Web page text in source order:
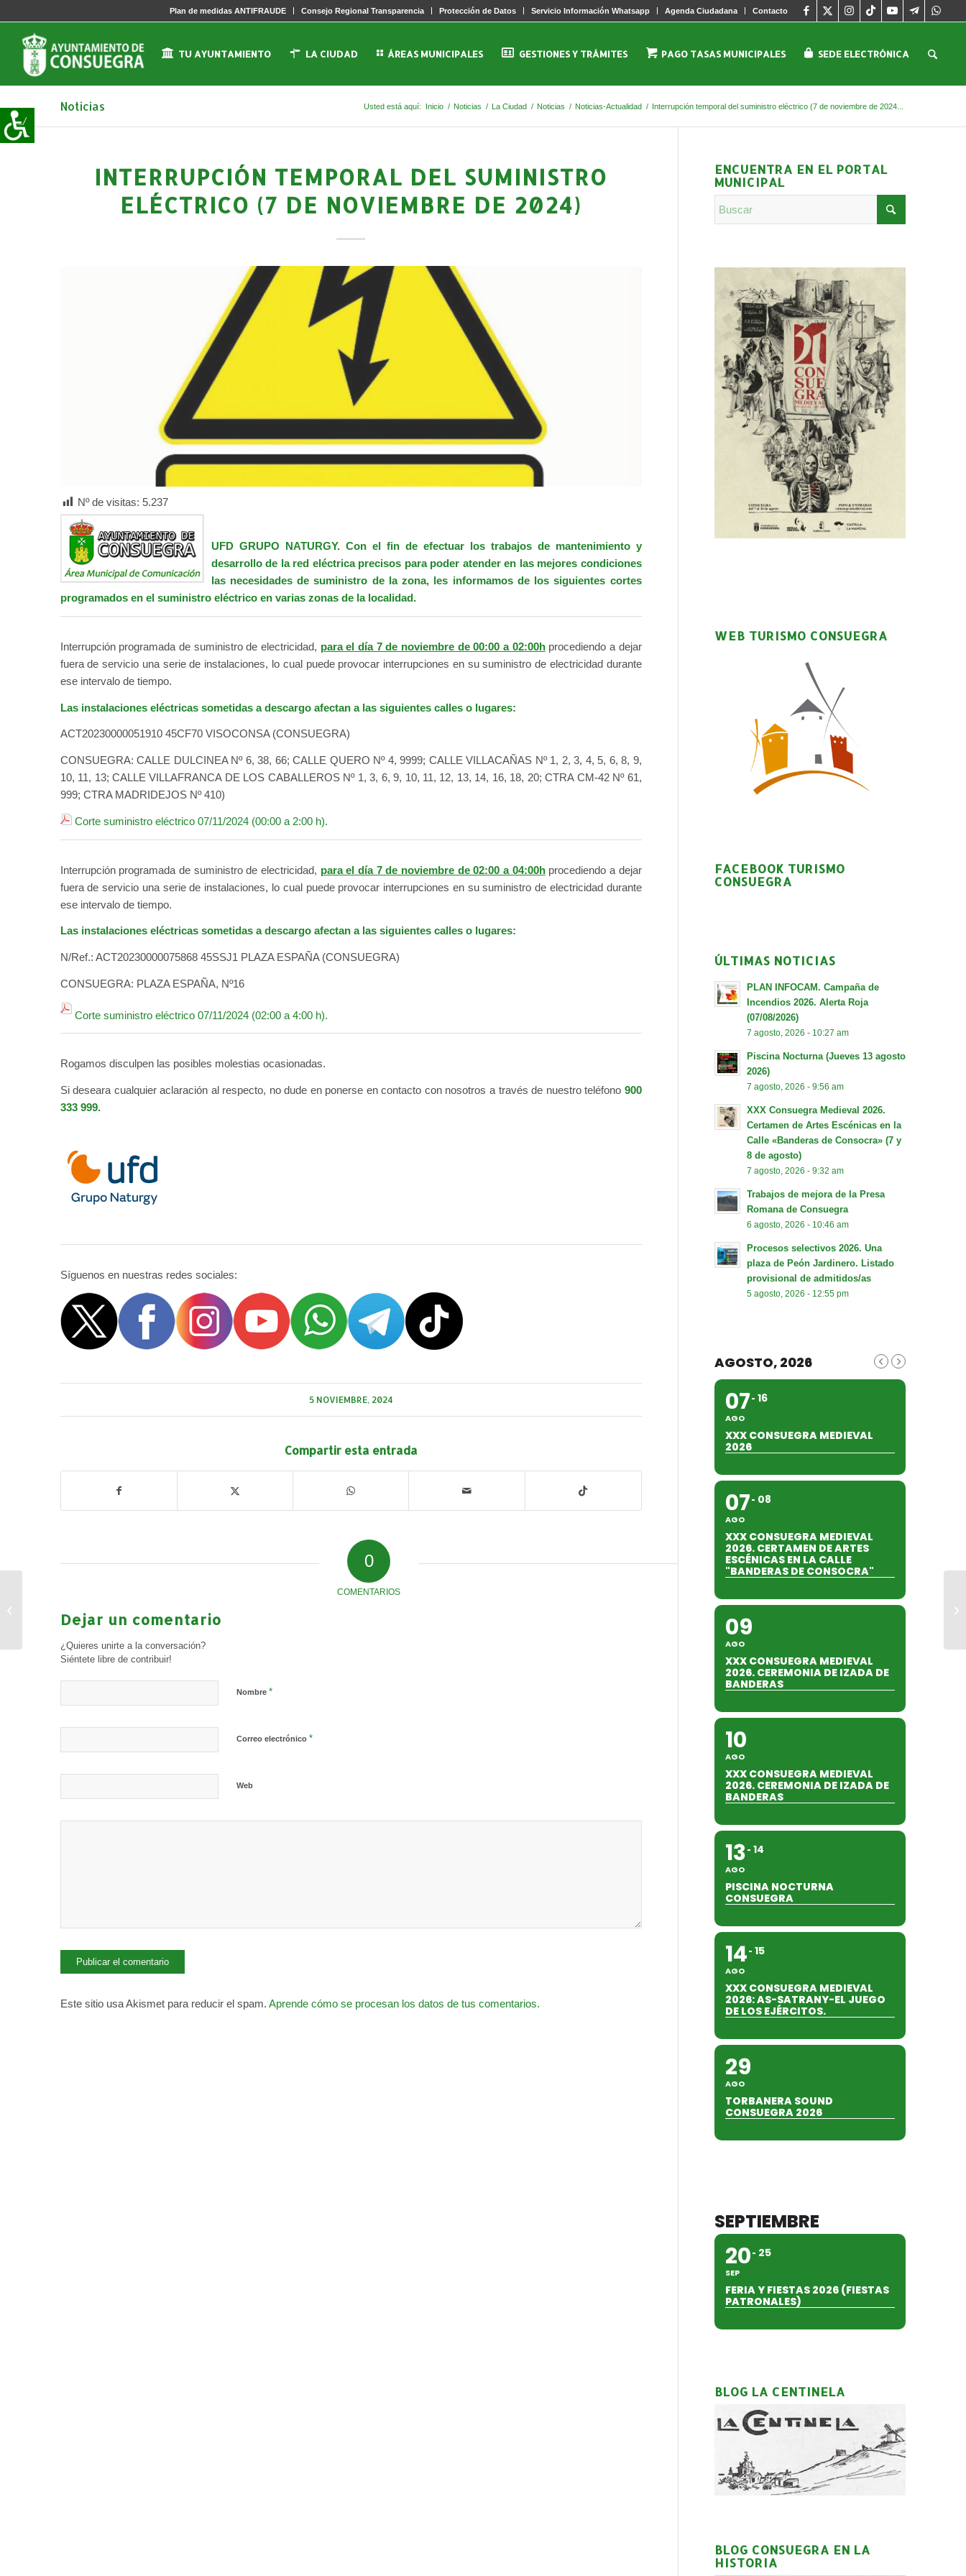
Plan de medidas ANTIFRAUDE Consejo Regional Transparencia Protección de Datos Servicio Información Whatsapp Agenda Ciudadana Contacto
TU AYUNTAMIENTO LA CIUDAD ÁREAS MUNICIPALES GESTIONES Y TRÁMITES PAGO TASAS MUNICIPALES SEDE ELECTRÓNICA
Noticias Usted está aquí: Inicio / Noticias / La Ciudad / Noticias / Noticias-Actualidad / Interrupción temporal del suministro eléctrico (7 de noviembre de 2024...
INTERRUPCIÓN TEMPORAL DEL SUMINISTRO
ELÉCTRICO (7 DE NOVIEMBRE DE 2024)
Nº de visitas: 5.237
UFD GRUPO NATURGY. Con el fin de efectuar los trabajos de mantenimiento y
desarrollo de la red eléctrica precisos para poder atender en las mejores condiciones
las necesidades de suministro de la zona, les informamos de los siguientes cortes
programados en el suministro eléctrico en varias zonas de la localidad.
Interrupción programada de suministro de electricidad, para el día 7 de noviembre de 00:00 a 02:00hprocediendo a dejar
fuera de servicio una serie de instalaciones, lo cual puede provocar interrupciones en su suministro de electricidad durante
ese intervalo de tiempo.
Las instalaciones eléctricas sometidas a descargo afectan a las siguientes calles o lugares:
ACT20230000051910 45CF70 VISOCONSA (CONSUEGRA)
CONSUEGRA: CALLE DULCINEA Nº 6, 38, 66; CALLE QUERO Nº 4, 9999; CALLE VILLACAÑAS Nº 1, 2, 3, 4, 5, 6, 8, 9,
10, 11, 13; CALLE VILLAFRANCA DE LOS CABALLEROS Nº 1, 3, 6, 9, 10, 11, 12, 13, 14, 16, 18, 20; CTRA CM-42 Nº 61,
999; CTRA MADRIDEJOS Nº 410)
Corte suministro eléctrico 07/11/2024 (00:00 a 2:00 h).
Interrupción programada de suministro de electricidad, para el día 7 de noviembre de 02:00 a 04:00hprocediendo a dejar
fuera de servicio una serie de instalaciones, lo cual puede provocar interrupciones en su suministro de electricidad durante
ese intervalo de tiempo.
Las instalaciones eléctricas sometidas a descargo afectan a las siguientes calles o lugares:
N/Ref.: ACT20230000075868 45SSJ1 PLAZA ESPAÑA (CONSUEGRA)
CONSUEGRA: PLAZA ESPAÑA, Nº16
Corte suministro eléctrico 07/11/2024 (02:00 a 4:00 h).
Rogamos disculpen las posibles molestias ocasionadas.
Si deseara cualquier aclaración al respecto, no dude en ponerse en contacto con nosotros a través de nuestro teléfono 900
333 999.
Síguenos en nuestras redes sociales:
5 NOVIEMBRE, 2024
Compartir esta entrada
0
COMENTARIOS
Dejar un comentario
¿Quieres unirte a la conversación?
Siéntete libre de contribuir!
Nombre *
Correo electrónico *
Web
Este sitio usa Akismet para reducir el spam. Aprende cómo se procesan los datos de tus comentarios.
ENCUENTRA EN EL PORTAL
MUNICIPAL
WEB TURISMO CONSUEGRA
FACEBOOK TURISMO
CONSUEGRA
ÚLTIMAS NOTICIAS
PLAN INFOCAM. Campaña de
Incendios 2026. Alerta Roja
(07/08/2026)
7 agosto, 2026 - 10:27 am
Piscina Nocturna (Jueves 13 agosto
2026)
7 agosto, 2026 - 9:56 am
XXX Consuegra Medieval 2026.
Certamen de Artes Escénicas en la
Calle «Banderas de Consocra» (7 y
8 de agosto)
7 agosto, 2026 - 9:32 am
Trabajos de mejora de la Presa
Romana de Consuegra
6 agosto, 2026 - 10:46 am
Procesos selectivos 2026. Una
plaza de Peón Jardinero. Listado
provisional de admitidos/as
5 agosto, 2026 - 12:55 pm
AGOSTO, 2026
07
AGO
16
XXX CONSUEGRA MEDIEVAL
2026
07
AGO
08
XXX CONSUEGRA MEDIEVAL
2026. CERTAMEN DE ARTES
ESCÉNICAS EN LA CALLE
"BANDERAS DE CONSOCRA"
09
AGO
XXX CONSUEGRA MEDIEVAL
2026. CEREMONIA DE IZADA DE
BANDERAS
10
AGO
XXX CONSUEGRA MEDIEVAL
2026. CEREMONIA DE IZADA DE
BANDERAS
13
AGO
14
PISCINA NOCTURNA
CONSUEGRA
14
AGO
15
XXX CONSUEGRA MEDIEVAL
2026: AS-SATRANY-EL JUEGO
DE LOS EJÉRCITOS.
29
AGO
TORBANERA SOUND
CONSUEGRA 2026
SEPTIEMBRE
20
SEP
25
FERIA Y FIESTAS 2026 (FIESTAS
PATRONALES)
BLOG LA CENTINELA
BLOG CONSUEGRA EN LA
HISTORIA
«Arquitectura»
Camuñas